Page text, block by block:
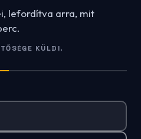
lefordítva arra, mit
KÜLDI.